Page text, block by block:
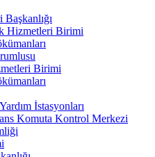
Hizmetleri Birimi
Birimi
İstasyonları
Komuta Kontrol Merkezi